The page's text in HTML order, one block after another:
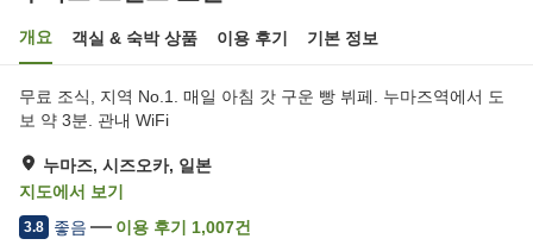
개요 객실 & 숙박 상품 이용 후기 기본 정보
무료 조식, 지역 No.1. 매일 아침 갓 구운 빵 뷔페. 누마즈역에서 도
보 약 3분. 관내 WiFi
누마즈, 시즈오카, 일본
지도에서 보기
3.8 좋음 이용 후기 1,007건